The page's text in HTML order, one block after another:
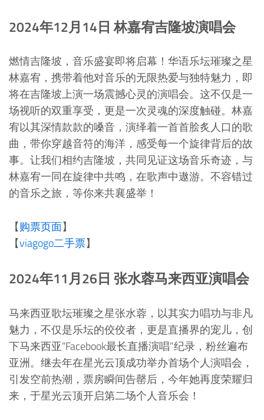
2024年12月14日 林嘉宥吉隆坡演唱会
燃情吉隆坡，音乐盛宴即将启幕！华语乐坛璀璨之星
林嘉宥，携带着他对音乐的无限热爱与独特魅力，即
将在吉隆坡上演一场震撼心灵的演唱会。这不仅是一
场视听的双重享受，更是一次灵魂的深度触碰。林嘉
宥以其深情款款的嗓音，演绎着一首首脍炙人口的歌
曲，带你穿越音符的海洋，感受每一个旋律背后的故
事。让我们相约吉隆坡，共同见证这场音乐奇迹，与
林嘉宥一同在旋律中共鸣，在歌声中遨游。不容错过
的音乐之旅，等你来共襄盛举！
【购票页面】
【viagogo二手票】
2024年11月26日 张水蓉马来西亚演唱会
马来西亚歌坛璀璨之星张水蓉，以其实力唱功与非凡
魅力，不仅是乐坛的佼佼者，更是直播界的宠儿，创
下马来西亚“Facebook最长直播演唱”纪录，粉丝遍布
亚洲。继去年在星光云顶成功举办首场个人演唱会，
引发空前热潮，票房瞬间告罄后，今年她再度荣耀归
来，于星光云顶开启第二场个人音乐会！